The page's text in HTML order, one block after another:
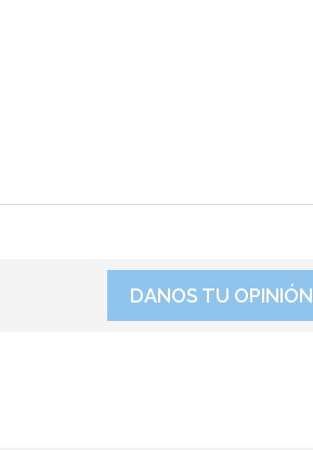
DANOS TU OPINIÓN